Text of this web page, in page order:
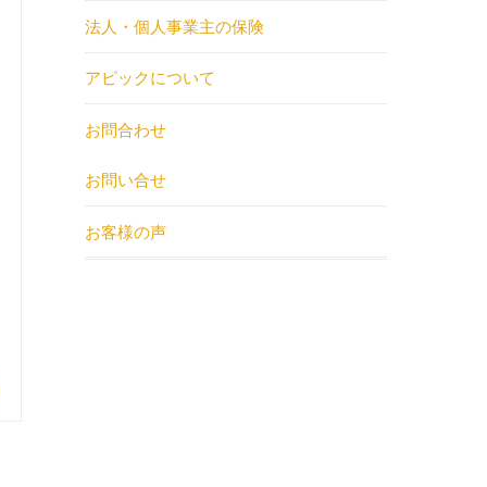
法人・個人事業主の保険
アピックについて
お問合わせ
お問い合せ
お客様の声